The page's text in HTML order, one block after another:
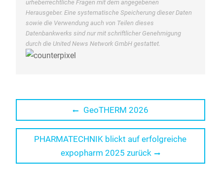
urheberrechtliche Fragen mit dem angegebenen
Herausgeber. Eine systematische Speicherung dieser Daten
sowie die Verwendung auch von Teilen dieses
Datenbankwerks sind nur mit schriftlicher Genehmigung
durch die United News Network GmbH gestattet.
Beitragsnavigation
Previous
post:
GeoTHERM 2026
Next
PHARMATECHNIK blickt auf erfolgreiche
expopharm 2025 zurück